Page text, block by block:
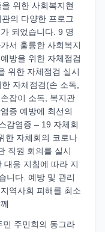
위한 사회복지현
의 다양한 프로그
되었습니다. 9 명
서 훌륭한 사회복지
방을 위한 자체점검
위한 자체점검 실시
자체점검(손 소독,
잡이 소독, 복지관
증 예방에 최선의
감염증 – 19 자체회
한 자체회의 코로나
직원 회의를 실시
대응 지침에 따라 지
니다. 예방 및 관리
역사회 피해를 최소
주민회의 동그라